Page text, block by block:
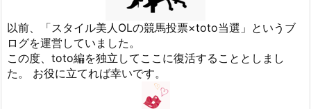
以前、「スタイル美人OLの競馬投票×toto当選」というブ
ログを運営していました。
この度、toto編を独立してここに復活することとしまし
た。 お役に立てれば幸いです。